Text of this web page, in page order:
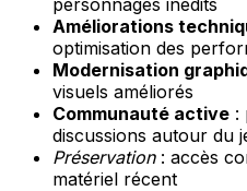
Améliorations
optimisation des
Modernisation
visuels améliorés
Communauté active :
discussions autour du
Préservation: accès
matériel récent